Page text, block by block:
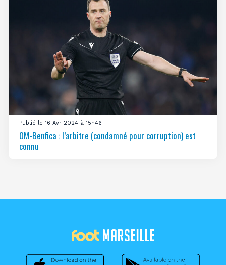
Publié le 16 Avr 2024 à 15h46
OM-Benfica : l’arbitre (condamné pour corruption) est
connu